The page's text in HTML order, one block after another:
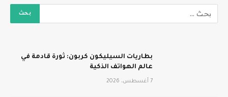
بطاريات السيليكون كربون: ثورة قادمة في
عالم الهواتف الذكية
7 أغسطس، 2026